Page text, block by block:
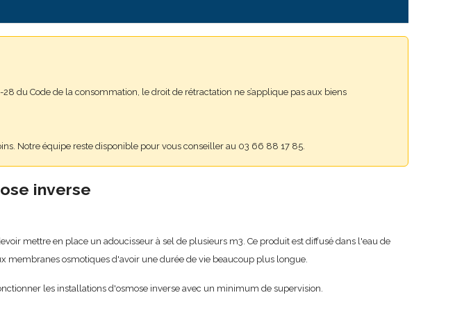
du Code de la consommation, le droit de rétractation ne s’applique pas aux biens
Notre équipe reste disponible pour vous conseiller au 03 66 88 17 85.
inverse
mettre en place un adoucisseur à sel de plusieurs m3. Ce produit est diffusé dans l'eau de
membranes osmotiques d'avoir une durée de vie beaucoup plus longue.
les installations d'osmose inverse avec un minimum de supervision.